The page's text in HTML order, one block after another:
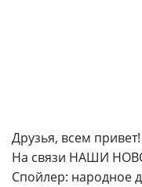
Друзья, всем привет!
На связи НАШИ
Спойлер: народное